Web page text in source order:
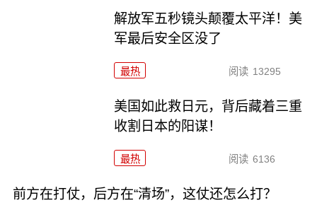
解放军五秒镜头颠覆太平洋！美
军最后安全区没了
最热 阅读 13295
美国如此救日元，背后藏着三重
收割日本的阳谋！
最热 阅读 6136
前方在打仗，后方在“清场”，这仗还怎么打？